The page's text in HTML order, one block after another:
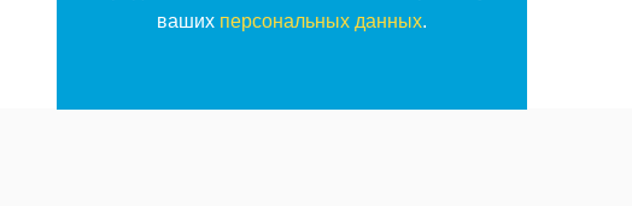
ваших персональных данных.